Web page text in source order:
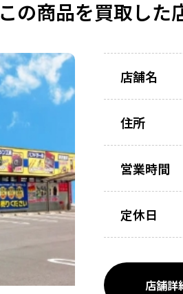
この商品を買取した
店舗名
住所
営業時間
定休日
店舗詳